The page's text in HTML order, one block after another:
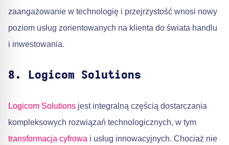
zaangażowanie w technologię i przejrzystość wnosi nowy
poziom usług zorientowanych na klienta do świata handlu
i inwestowania.
8. Logicom Solutions
Logicom Solutions jest integralną częścią dostarczania
kompleksowych rozwiązań technologicznych, w tym
transformacja cyfrowa i usług innowacyjnych. Chociaż nie